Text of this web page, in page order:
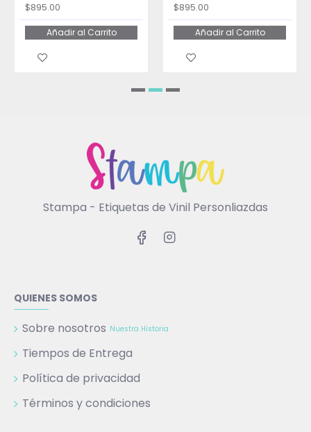
$895.00
Añadir al Carrito
$895.00
Añadir al Carrito
Stampa - Etiquetas de Vinil Personliazdas
QUIENES SOMOS
Sobre nosotros Nuestra Historia
Tiempos de Entrega
Política de privacidad
Términos y condiciones